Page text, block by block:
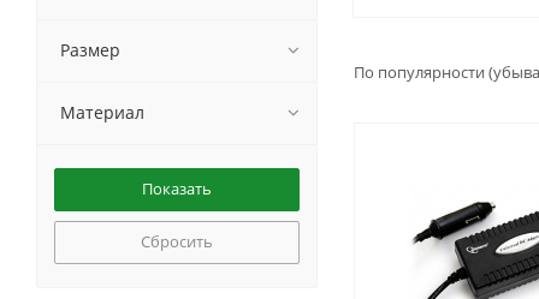
По популярности
Размер
Материал
Сбросить